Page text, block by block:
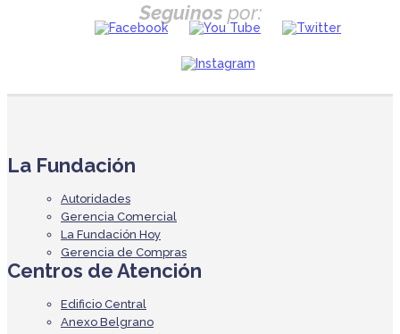
Seguinos por:
La Fundación
Autoridades
Gerencia Comercial
La Fundación Hoy
Gerencia de Compras
Centros de Atención
Edificio Central
Anexo Belgrano